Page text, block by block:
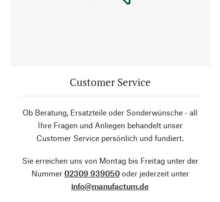
Customer Service
Ob Beratung, Ersatzteile oder Sonderwünsche - all
Ihre Fragen und Anliegen behandelt unser
Customer Service persönlich und fundiert.
Sie erreichen uns von Montag bis Freitag unter der
Nummer 02309 939050oder jederzeit unter
info@manufactum.de